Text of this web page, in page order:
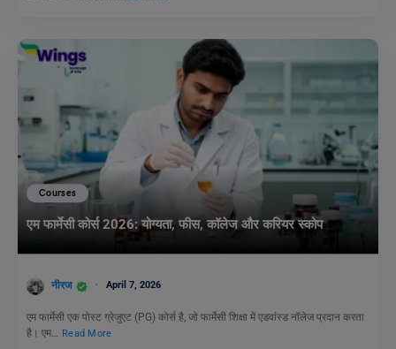
Courses
एम फार्मेसी कोर्स 2026: योग्यता, फीस, कॉलेज और करियर स्कोप
नीरज April 7, 2026
एम फार्मेसी एक पोस्ट ग्रेजुएट (PG) कोर्स है, जो फार्मेसी शिक्षा में एडवांस्ड नॉलेज प्रदान करता
है। एम…
Read More